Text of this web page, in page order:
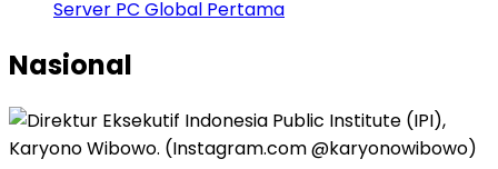
Server PC Global Pertama
Nasional